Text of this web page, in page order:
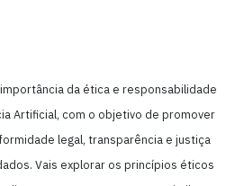
da ética e responsabilidade
Artificial, com o objetivo de promover
legal, transparência e justiça
Vais explorar os princípios éticos